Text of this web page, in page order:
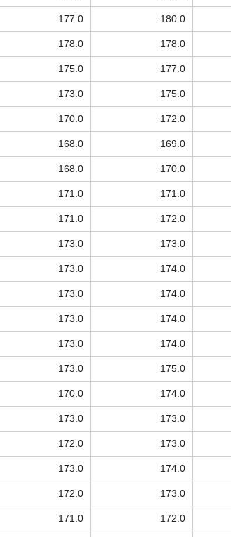
177.0 180.0
178.0 178.0
175.0 177.0
173.0 175.0
170.0 172.0
168.0 169.0
168.0 170.0
171.0 171.0
171.0 172.0
173.0 173.0
173.0 174.0
173.0 174.0
173.0 174.0
173.0 174.0
173.0 175.0
170.0 174.0
173.0 173.0
172.0 173.0
173.0 174.0
172.0 173.0
171.0 172.0